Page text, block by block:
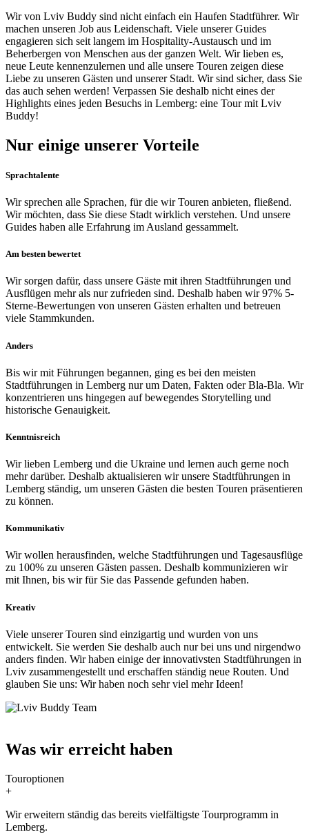
Wir von Lviv Buddy sind nicht einfach ein Haufen Stadtführer. Wir
machen unseren Job aus Leidenschaft. Viele unserer Guides
engagieren sich seit langem im Hospitality-Austausch und im
Beherbergen von Menschen aus der ganzen Welt. Wir lieben es,
neue Leute kennenzulernen und alle unsere Touren zeigen diese
Liebe zu unseren Gästen und unserer Stadt. Wir sind sicher, dass Sie
das auch sehen werden! Verpassen Sie deshalb nicht eines der
Highlights eines jeden Besuchs in Lemberg: eine Tour mit Lviv
Buddy!
Nur einige unserer Vorteile
Sprachtalente
Wir sprechen alle Sprachen, für die wir Touren anbieten, fließend.
Wir möchten, dass Sie diese Stadt wirklich verstehen. Und unsere
Guides haben alle Erfahrung im Ausland gessammelt.
Am besten bewertet
Wir sorgen dafür, dass unsere Gäste mit ihren Stadtführungen und
Ausflügen mehr als nur zufrieden sind. Deshalb haben wir 97% 5-
Sterne-Bewertungen von unseren Gästen erhalten und betreuen
viele Stammkunden.
Anders
Bis wir mit Führungen begannen, ging es bei den meisten
Stadtführungen in Lemberg nur um Daten, Fakten oder Bla-Bla. Wir
konzentrieren uns hingegen auf bewegendes Storytelling und
historische Genauigkeit.
Kenntnisreich
Wir lieben Lemberg und die Ukraine und lernen auch gerne noch
mehr darüber. Deshalb aktualisieren wir unsere Stadtführungen in
Lemberg ständig, um unseren Gästen die besten Touren präsentieren
zu können.
Kommunikativ
Wir wollen herausfinden, welche Stadtführungen und Tagesausflüge
zu 100% zu unseren Gästen passen. Deshalb kommunizieren wir
mit Ihnen, bis wir für Sie das Passende gefunden haben.
Kreativ
Viele unserer Touren sind einzigartig und wurden von uns
entwickelt. Sie werden Sie deshalb auch nur bei uns und nirgendwo
anders finden. Wir haben einige der innovativsten Stadtführungen in
Lviv zusammengestellt und erschaffen ständig neue Routen. Und
glauben Sie uns: Wir haben noch sehr viel mehr Ideen!
Was wir erreicht haben
Touroptionen
+
Wir erweitern ständig das bereits vielfältigste Tourprogramm in
Lemberg.